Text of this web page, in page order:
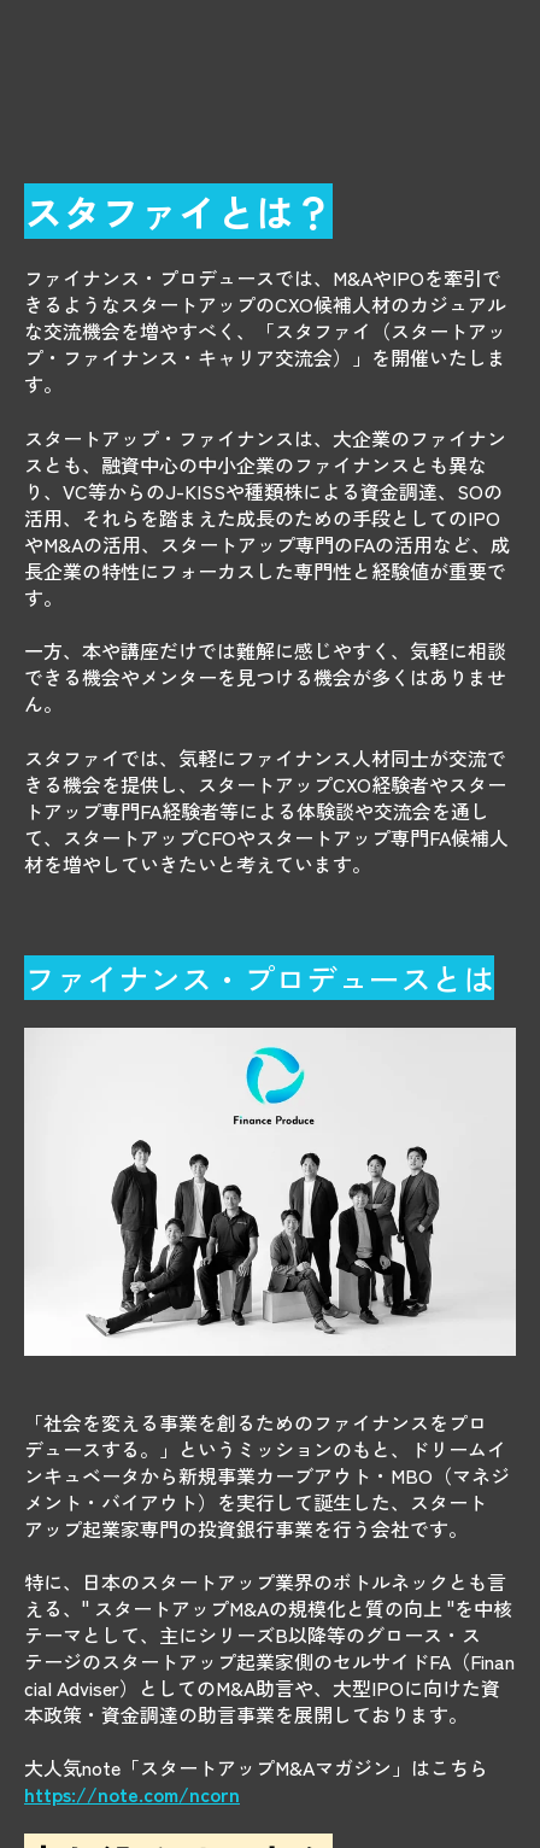
スタファイとは？
ファイナンス・プロデュースでは、M&AやIPOを牽引で
きるようなスタートアップのCXO候補人材のカジュアル
な交流機会を増やすべく、「スタファイ（スタートアッ
プ・ファイナンス・キャリア交流会）」を開催いたしま
す。
スタートアップ・ファイナンスは、大企業のファイナン
スとも、融資中心の中小企業のファイナンスとも異な
り、VC等からのJ-KISSや種類株による資金調達、SOの
活用、それらを踏まえた成長のための手段としてのIPO
やM&Aの活用、スタートアップ専門のFAの活用など、成
長企業の特性にフォーカスした専門性と経験値が重要で
す。
一方、本や講座だけでは難解に感じやすく、気軽に相談
できる機会やメンターを見つける機会が多くはありませ
ん。
スタファイでは、気軽にファイナンス人材同士が交流で
きる機会を提供し、スタートアップCXO経験者やスター
トアップ専門FA経験者等による体験談や交流会を通し
て、スタートアップCFOやスタートアップ専門FA候補人
材を増やしていきたいと考えています。
ファイナンス・プロデュースとは
「社会を変える事業を創るためのファイナンスをプロ
デュースする。」というミッションのもと、ドリームイ
ンキュベータから新規事業カーブアウト・MBO（マネジ
メント・バイアウト）を実行して誕生した、スタート
アップ起業家専門の投資銀行事業を行う会社です。
特に、日本のスタートアップ業界のボトルネックとも言
える、" スタートアップM&Aの規模化と質の向上 "を中核
テーマとして、主にシリーズB以降等のグロース・ス
テージのスタートアップ起業家側のセルサイドFA（Finan
cial Adviser）としてのM&A助言や、大型IPOに向けた資
本政策・資金調達の助言事業を展開しております。
大人気note「スタートアップM&Aマガジン」はこちら
https://note.com/ncorn